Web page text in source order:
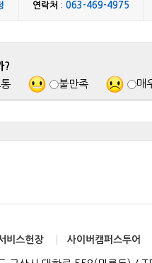
연락처 : 063-469-4975
?
불만족 매
비스헌장 사이버캠퍼스투어